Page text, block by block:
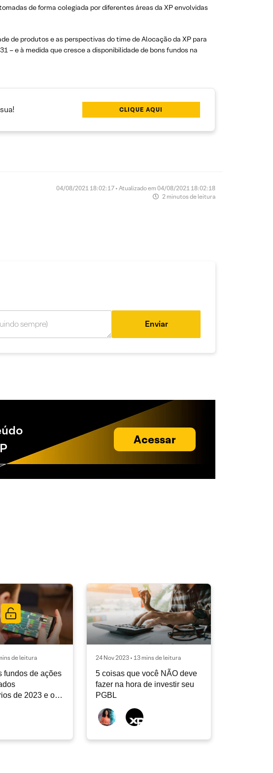
de forma colegiada por diferentes áreas da XP envolvidas
de produtos e as perspectivas do time de Alocação da XP para
– e à medida que cresce a disponibilidade de bons fundos na
CLIQUE AQUI
04/08/2021 18:02:17 • Atualizado em 04/08/2021 18:02:18
2 minutos de leitura
Enviar
Acessar
de leitura
fundos de ações
de 2023 e o
24 Nov 2023 • 13 mins de leitura
5 coisas que você NÃO deve
fazer na hora de investir seu
PGBL